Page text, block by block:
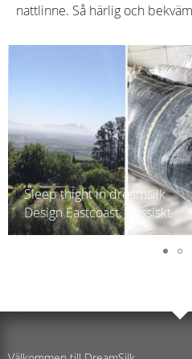
nattlinne. Så härlig och
Bäddset St Michel
Påslakan set